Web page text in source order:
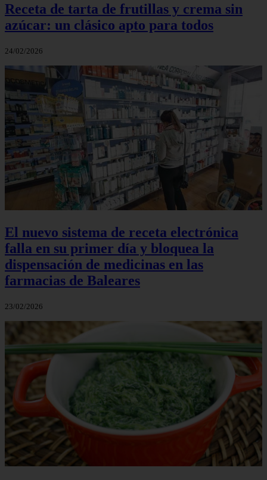
Receta de tarta de frutillas y crema sin
azúcar: un clásico apto para todos
24/02/2026
El nuevo sistema de receta electrónica
falla en su primer día y bloquea la
dispensación de medicinas en las
farmacias de Baleares
23/02/2026